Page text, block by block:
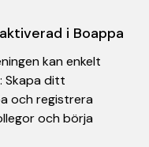
i Boappa
kan enkelt
Skapa ditt
och registrera
och börja